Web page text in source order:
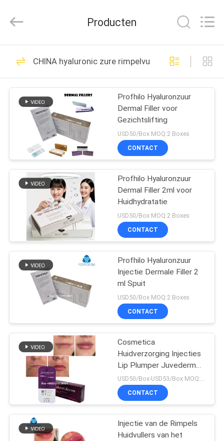
HUIS
PRODUCTEN
OVER
FABRIEKSTOCHT
KWALITEITSCONTROLE
NEEM
CONTACT
MET
NIEUWS
GEVALLEN
VRAAG
EEN
OFFERTE
Trading
Rights
hyaluronic zure
huidvuller
618
Botulinum Toxine
298
Esthetische
injecteerbare
huidvuller
112
Producten
CHINA hyaluronic zure rimpelvullers
Profhilo Hyaluronzuur
Dermal Filler voor
Gezichtslifting
USD50/Box MOQ:2 Boxes
CONTACT
Profhilo Hyaluronzuur
Dermal Filler 2ml voor
Huidhydratatie
USD50/Box MOQ:2 Boxes
CONTACT
Profhilo Hyaluronzuur
Injectie Dermale Filler 2
ml Spuit
USD50/Box MOQ:2 Boxes
CONTACT
Cosmetica
Huidverzorging Injecties
Lip Plumper Juvederm
Filler Injectie Voor Neus
Chin Lip
USD50/Box-USD53/Box MOQ:1 doos
CONTACT
Injectie van de Rimpels
Huidvullers van het